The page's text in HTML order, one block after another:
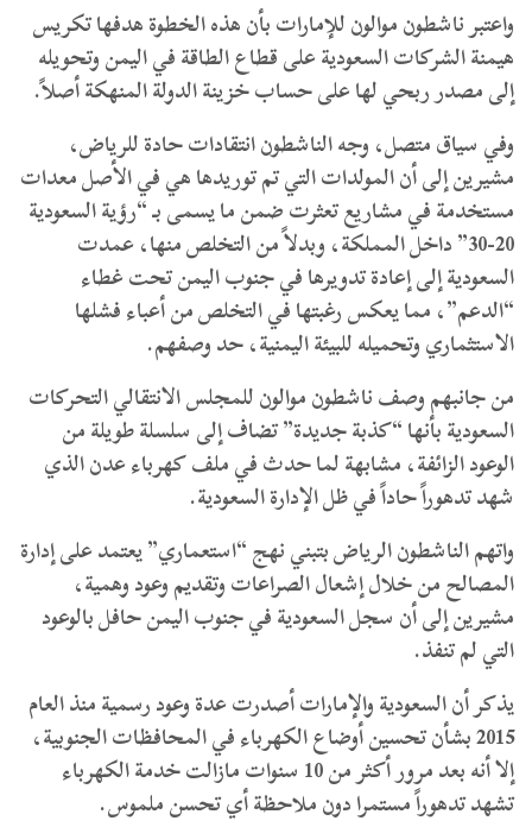
واعتبر ناشطون موالون للإمارات بأن هذه الخطوة هدفها تكريس
هيمنة الشركات السعودية على قطاع الطاقة في اليمن وتحويله
إلى مصدر ربحي لها على حساب خزينة الدولة المنهكة أصلاً.
​وفي سياق متصل، وجه الناشطون انتقادات حادة للرياض،
مشيرين إلى أن المولدات التي تم توريدها هي في الأصل معدات
مستخدمة في مشاريع تعثرت ضمن ما يسمى بـ “رؤية السعودية
20-30” داخل المملكة، وبدلاً من التخلص منها، عمدت
السعودية إلى إعادة تدويرها في جنوب اليمن تحت غطاء
“الدعم”، مما يعكس رغبتها في التخلص من أعباء فشلها
الاستثماري وتحميله للبيئة اليمنية، حد وصفهم.
​من جانبهم وصف ناشطون موالون للمجلس الانتقالي التحركات
السعودية بأنها “كذبة جديدة” تضاف إلى سلسلة طويلة من
الوعود الزائفة، مشابهة لما حدث في ملف كهرباء عدن الذي
شهد تدهوراً حاداً في ظل الإدارة السعودية.
​واتهم الناشطون الرياض بتبني نهج “استعماري” يعتمد على إدارة
المصالح من خلال إشعال الصراعات وتقديم وعود وهمية،
مشيرين إلى أن سجل السعودية في جنوب اليمن حافل بالوعود
التي لم تنفذ.
يذكر أن السعودية والإمارات أصدرت عدة وعود رسمية منذ العام
2015 بشأن تحسين أوضاع الكهرباء في المحافظات الجنوبية،
إلا أنه بعد مرور أكثر من 10 سنوات مازالت خدمة الكهرباء
تشهد تدهوراً مستمرا دون ملاحظة أي تحسن ملموس.